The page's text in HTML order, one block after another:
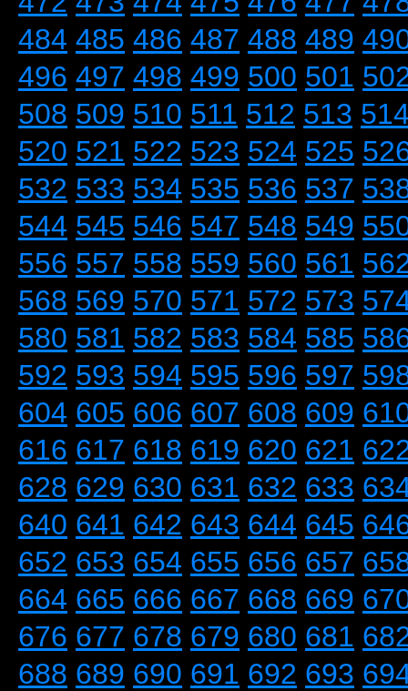
484 485 486 487 488 489
496 497 498 499 500 501
508 509 510 511 512 513
520 521 522 523 524 525
532 533 534 535 536 537
544 545 546 547 548 549
556 557 558 559 560 561
568 569 570 571 572 573
580 581 582 583 584 585
592 593 594 595 596 597
604 605 606 607 608 609
616 617 618 619 620 621
628 629 630 631 632 633
640 641 642 643 644 645
652 653 654 655 656 657
664 665 666 667 668 669
676 677 678 679 680 681
688 689 690 691 692 693